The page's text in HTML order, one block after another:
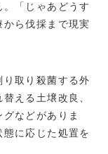
「じゃあどうす
ら伐採まで現実
取り殺菌する外
える土壌改良、
などがありま
に応じた処置を